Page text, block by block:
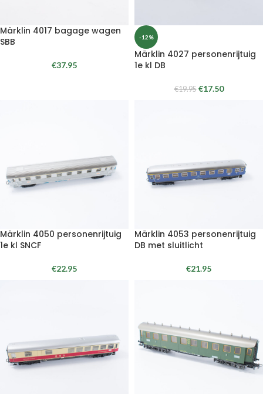
Märklin 4017 bagage wagen
SBB
€37.95
-12%
Märklin 4027 personenrijtuig
1e kl DB
€19.95 €17.50
Märklin 4050 personenrijtuig
1e kl SNCF
€22.95
Märklin 4053 personenrijtuig
DB met sluitlicht
€21.95